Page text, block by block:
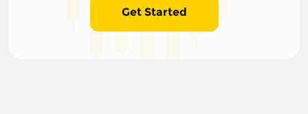
Get Started